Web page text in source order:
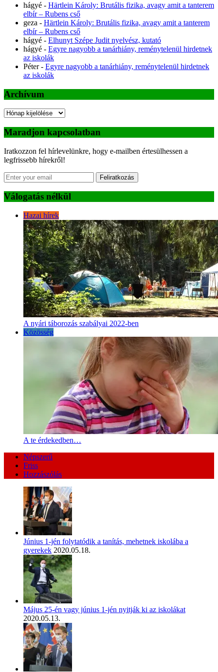
hágyé - Härtlein Károly: Brutális fizika, avagy amit a tanterem
elbír – Rubens cső
geza - Härtlein Károly: Brutális fizika, avagy amit a tanterem
elbír – Rubens cső
hágyé - Elhunyt Szépe Judit nyelvész, kutató
hágyé - Egyre nagyobb a tanárhiány, reménytelenül hirdetnek
az iskolák
Péter- Egyre nagyobb a tanárhiány, reménytelenül hirdetnek
az iskolák
Archívum
Archívum
Maradjon kapcsolatban
Iratkozzon fel hírlevelünkre, hogy e-mailben értesülhessen a
legfrissebb hírekről!
Feliratkozás
Válogatás nélkül
Hazai hírek
A nyári táborozás szabályai 2022-ben
Közösség
A te érdekedben…
Népszerű
Friss
Hozzászólás
Június 1-jén folytatódik a tanítás, mehetnek iskolába a
gyerekek 2020.05.18.
Május 25-én vagy június 1-jén nyitják ki az iskolákat
2020.05.13.